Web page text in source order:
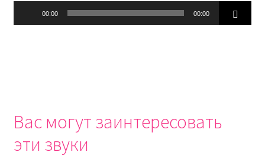
00:00 00:00
Вас могут заинтересовать
эти звуки